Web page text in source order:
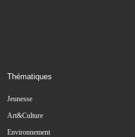
Thématiques
Jeunesse
Art&Culture
Environnement